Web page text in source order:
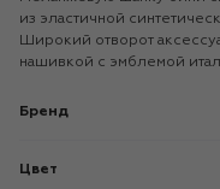
из эластичной
Широкий отворот
нашивкой с эмблемой
Бренд
Цвет